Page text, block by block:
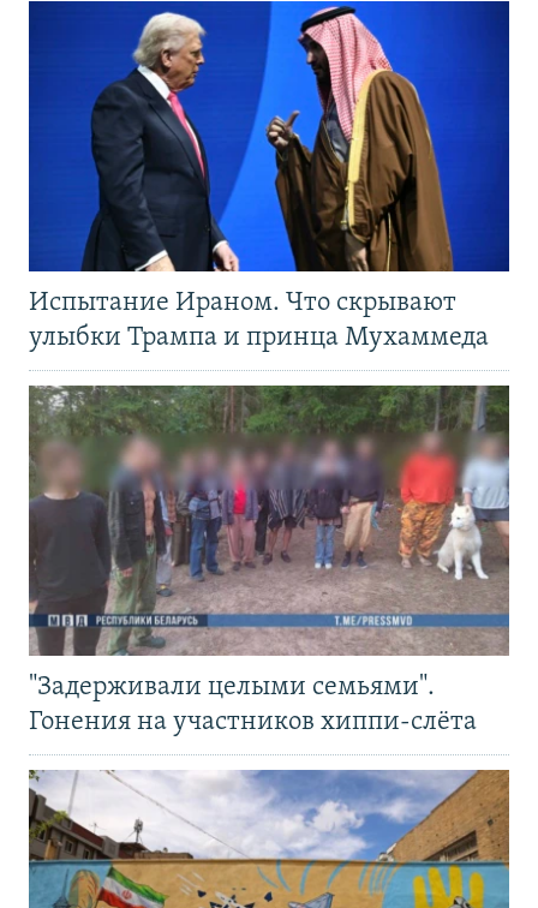
Испытание Ираном. Что скрывают
улыбки Трампа и принца Мухаммеда
"Задерживали целыми семьями".
Гонения на участников хиппи-слёта